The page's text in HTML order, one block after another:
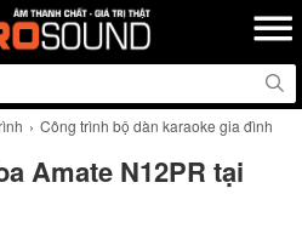
Công trình bộ dàn karaoke gia đình
Amate N12PR tại